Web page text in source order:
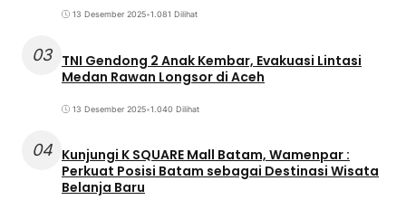
13 Desember 2025•1.081 Dilihat
03 TNI Gendong 2 Anak Kembar, Evakuasi Lintasi
Medan Rawan Longsor di Aceh
13 Desember 2025•1.040 Dilihat
04 Kunjungi K SQUARE Mall Batam, Wamenpar :
Perkuat Posisi Batam sebagai Destinasi Wisata
Belanja Baru